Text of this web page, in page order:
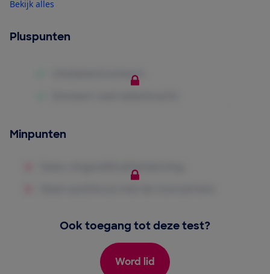
Bekijk alles
Pluspunten
Minpunten
Ook toegang tot deze test?
Word lid